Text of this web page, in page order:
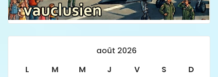
août 2026
L
M M J V S
D